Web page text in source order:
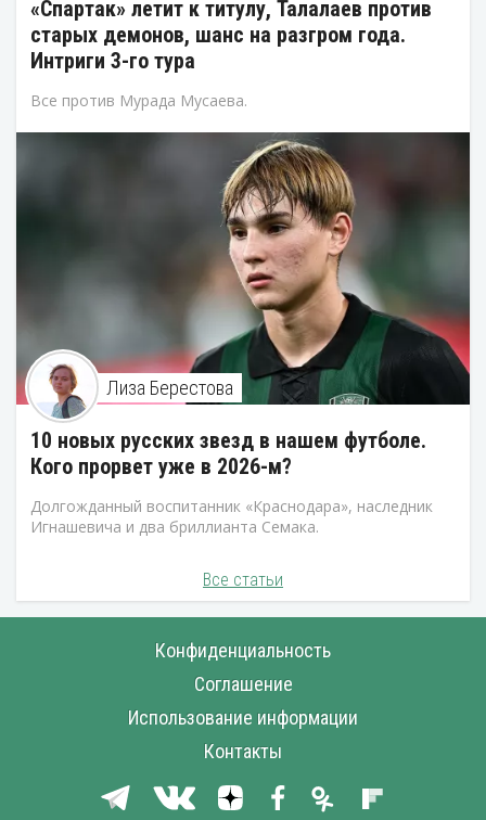
«Спартак» летит к титулу, Талалаев против
старых демонов, шанс на разгром года.
Интриги 3-го тура
Все против Мурада Мусаева.
Лиза Берестова
10 новых русских звезд в нашем футболе.
Кого прорвет уже в 2026-м?
Долгожданный воспитанник «Краснодара», наследник
Игнашевича и два бриллианта Семака.
Все статьи
Конфиденциальность
Соглашение
Использование информации
Контакты